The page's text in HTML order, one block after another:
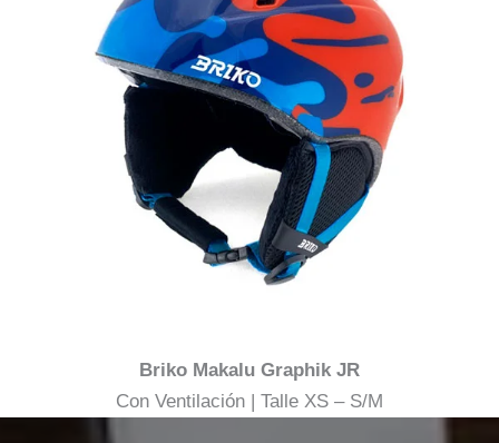
Briko Makalu Graphik JR
Con Ventilación | Talle XS – S/M